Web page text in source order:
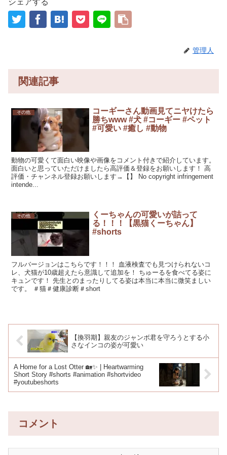
管理人
関連記事
その他
コーギーさん動画見てニヤけたら
勝ちwww #犬 #コーギー #ペット
#可愛い #癒し #動物
動物の可愛くて面白い映像や画像をコメント付きで紹介しています。
面白いと思っていただけましたら高評価＆登録をお願いします！ 高
評価・チャンネル登録お願いします→【】 No copyright infringement
intende...
その他
くーちゃんの可愛いが詰って
る！！！【黒猫くーちゃん】
#shorts
フルバージョンはこちらです！！！ 血液検査でも見つけられないコ
レ、犬猫が10歳超えたら意識して追加を！ ちゅーるを食べてる姿に
キュンです！ 先生とのまったりしてる姿は本当に本当に微笑ましい
です。 ＃猫＃健康診断＃short
【換羽期】親友のジャンボ君を守ろうとする小
さなインコの姿が可愛い
A Home for a Lost Otter 🏡✨ | Heartwarming
Short Story #shorts #animation #shortvideo
#youtubeshorts
コメント